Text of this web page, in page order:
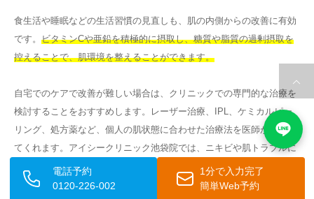
食生活や睡眠などの生活習慣の見直しも、肌の内側からの改善に有効
です。 ビタミンCや亜鉛を積極的に摂取し、糖質や脂質の過剰摂取を
控えることで、肌環境を整えることができます。
自宅でのケアで改善が難しい場合は、クリニックでの専門的な治療を
検討することをおすすめします。レーザー治療、IPL、ケミカルピー
リング、処方薬など、個人の肌状態に合わせた治療法を医師が提案し
てくれます。アイシークリニック池袋院では、ニキビや肌トラブルに
関するお悩みに対して、丁寧なカウンセリングをもとに最適な治療法
をご提案しています。赤みがなかなか改善しない、ニキビ跡が気にな
電話予約
0120-226-002
1分で入力完了
簡単Web予約